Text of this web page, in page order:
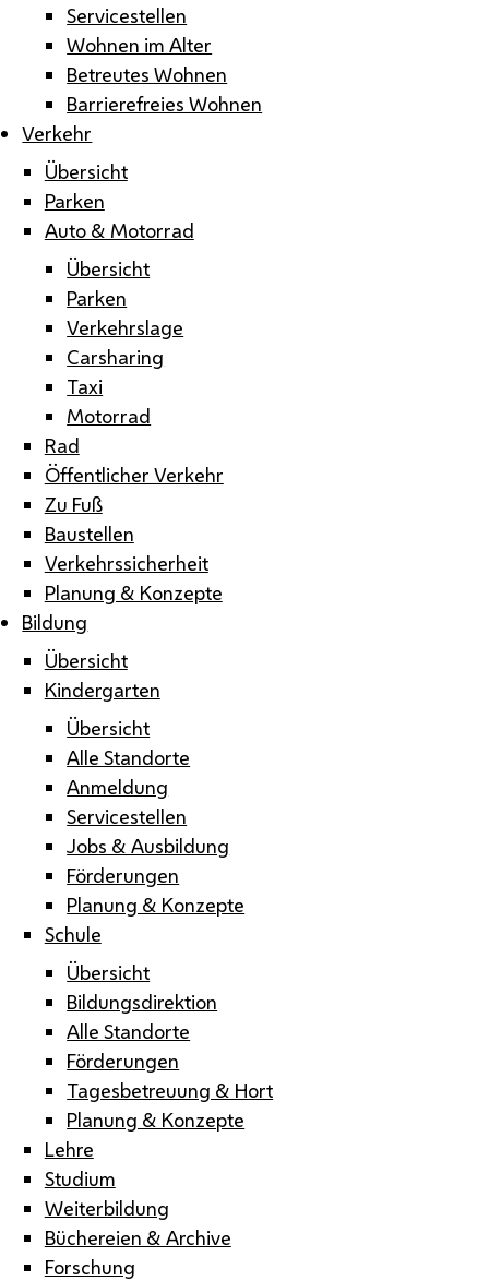
Servicestellen
Wohnen im Alter
Betreutes Wohnen
Barrierefreies Wohnen
Verkehr
Übersicht
Parken
Auto & Motorrad
Übersicht
Parken
Verkehrslage
Carsharing
Taxi
Motorrad
Rad
Öffentlicher Verkehr
Zu Fuß
Baustellen
Verkehrssicherheit
Planung & Konzepte
Bildung
Übersicht
Kindergarten
Übersicht
Alle Standorte
Anmeldung
Servicestellen
Jobs & Ausbildung
Förderungen
Planung & Konzepte
Schule
Übersicht
Bildungsdirektion
Alle Standorte
Förderungen
Tagesbetreuung & Hort
Planung & Konzepte
Lehre
Studium
Weiterbildung
Büchereien & Archive
Forschung